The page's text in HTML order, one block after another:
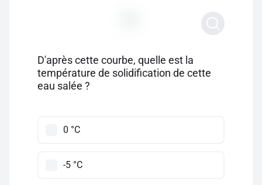
D'après cette courbe, quelle est la
température de solidification de cette
eau salée ?
0 °C
-5 °C